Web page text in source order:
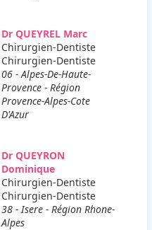
Dr QUEYREL Marc
Chirurgien-Dentiste
Chirurgien-Dentiste
06 - Alpes-De-Haute-
Provence - Région
Provence-Alpes-Cote
D'Azur
Dr QUEYRON
Dominique
Chirurgien-Dentiste
Chirurgien-Dentiste
38 - Isere - Région Rhone-
Alpes